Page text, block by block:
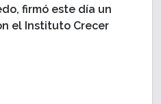
firmó este día un
el Instituto Crecer